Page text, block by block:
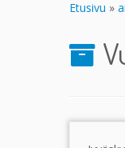
Etusivu »